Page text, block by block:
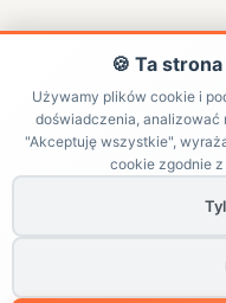
ZWRÓĆ
jeździecki
🍪 Ta
Używamy plików cookie i
doświadczenia, analizować
"Akceptuję wszystkie",
cookie zgodnie z